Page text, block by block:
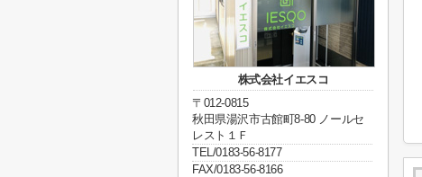
株式会社イエスコ
〒012-0815
秋田県湯沢市古館町8-80 ノールセ
レスト１Ｆ
TEL/0183-56-8177
FAX/0183-56-8166